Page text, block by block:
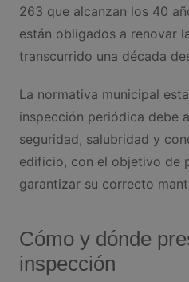
263 que alcanzan los 40
están obligados a renovar
transcurrido una década
La normativa municipal
inspección periódica debe
seguridad, salubridad y
edificio, con el objetivo de
garantizar su correcto
Cómo y dónde
inspección